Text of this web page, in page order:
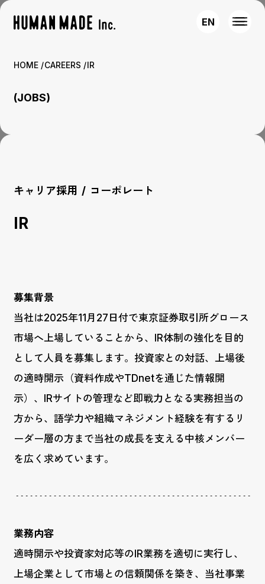
EN
HOME CAREERS IR
(JOBS)
キャリア採用 / コーポレート
IR
募集背景
当社は2025年11月27日付で東京証券取引所グロース
市場へ上場していることから、IR体制の強化を目的
として人員を募集します。投資家との対話、上場後
の適時開示（資料作成やTDnetを通じた情報開
示）、IRサイトの管理など即戦力となる実務担当の
方から、語学力や組織マネジメント経験を有するリ
ーダー層の方まで当社の成長を支える中核メンバー
を広く求めています。
業務内容
適時開示や投資家対応等のIR業務を適切に実行し、
上場企業として市場との信頼関係を築き、当社事業